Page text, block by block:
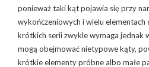
ponieważ taki kąt pojawia się przy
wykończeniowych i wielu elementach
krótkich serii zwykle wymaga jednak
mogą obejmować nietypowe kąty,
krótkie elementy próbne albo małe